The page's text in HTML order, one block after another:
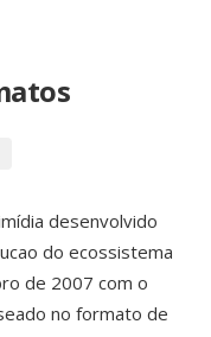
desenvolvido
do ecossistema
de 2007 com o
no formato de